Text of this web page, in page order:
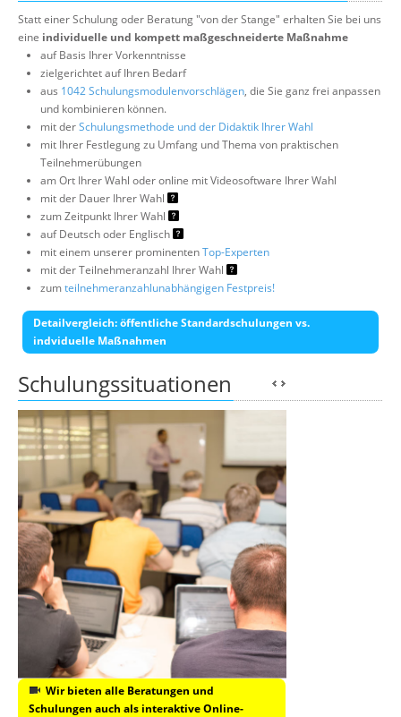
Statt einer Schulung oder Beratung "von der Stange" erhalten Sie bei uns
eine individuelle und kompett maßgeschneiderte Maßnahme
auf Basis Ihrer Vorkenntnisse
zielgerichtet auf Ihren Bedarf
aus 1042 Schulungsmodulenvorschlägen, die Sie ganz frei anpassen
und kombinieren können.
mit derSchulungsmethode und der Didaktik Ihrer Wahl
mit Ihrer Festlegung zu Umfang und Thema von praktischen
Teilnehmerübungen
am Ort Ihrer Wahl oder online mit Videosoftware Ihrer Wahl
mit der Dauer Ihrer Wahl
zum Zeitpunkt Ihrer Wahl
auf Deutsch oder Englisch
mit einem unserer prominentenTop-Experten
mit der Teilnehmeranzahl Ihrer Wahl
zumteilnehmeranzahlunabhängigen Festpreis!
Detailvergleich: öffentliche Standardschulungen vs.
indviduelle Maßnahmen
Schulungssituationen
Wir bieten alle Beratungen und
Schulungen auch als interaktive Online-